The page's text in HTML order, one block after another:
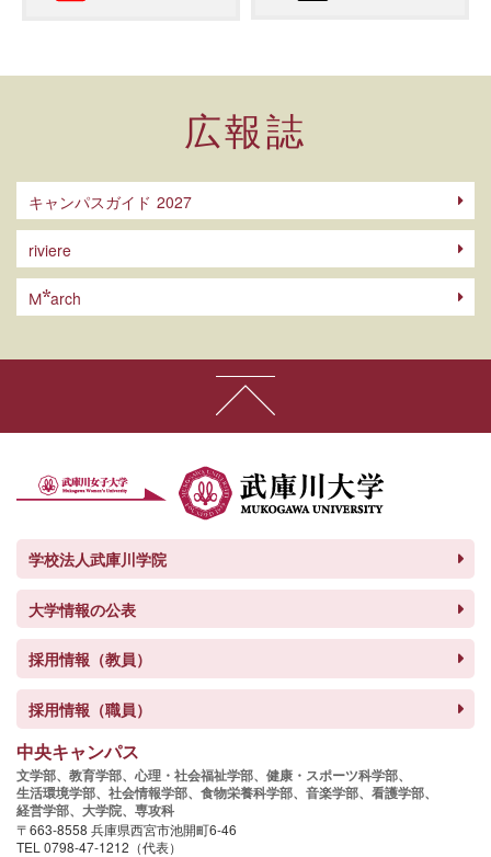
広報誌
キャンパスガイド
riviere
M arch
学校法人武庫川学院
大学情報の公表
採用情報（教員）
採用情報（職員）
中央キャンパス
文学部、 教育学部、 心理・社会福祉学部、 健康・スポーツ科学部、
生活環境学部、 社会情報学部、 食物栄養科学部、 音楽学部、 看護学部、
経営学部、 大学院、 専攻科
〒663-8558 兵庫県西宮市池開町6-46
TEL 0798-47-1212（代表）